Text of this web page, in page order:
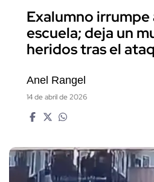
Exalumno irrumpe
escuela; deja un
heridos tras el
Anel Rangel
14 de abril de 2026